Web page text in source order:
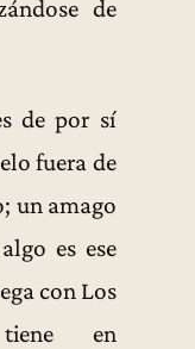
de
de por sí
fuera de
un amago
es ese
con Los
en